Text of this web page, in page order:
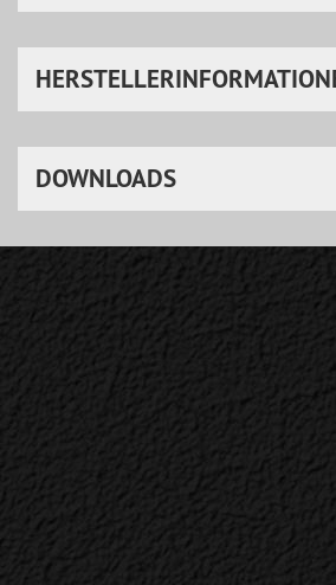
DOWNLOADS